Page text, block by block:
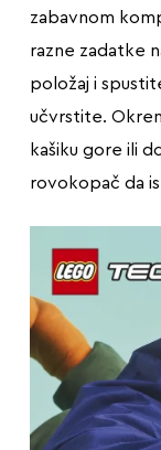
zabavnom
razne zadatke
položaj i
učvrstite.
kašiku gore ili
rovokopač da